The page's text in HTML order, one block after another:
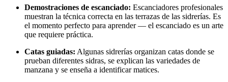
Demostraciones de escanciado: Escanciadores profesionales
muestran la técnica correcta en las terrazas de las sidrerías. Es
el momento perfecto para aprender — el escanciado es un arte
que requiere práctica.
Catas guiadas: Algunas sidrerías organizan catas donde se
prueban diferentes sidras, se explican las variedades de
manzana y se enseña a identificar matices.